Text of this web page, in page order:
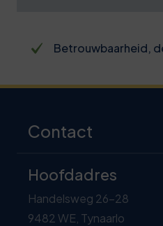
Betrouwbaarheid,
Contact
Hoofdadres
Handelsweg 26-28
9482 WE, Tynaarlo